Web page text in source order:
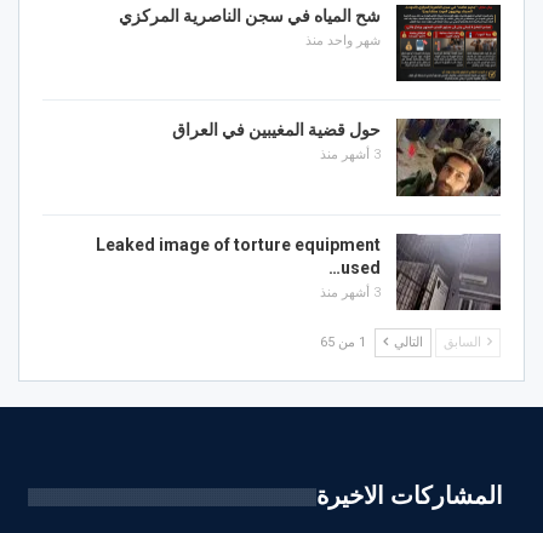
شح المياه في سجن الناصرية المركزي
شهر واحد منذ
حول قضية المغيبين في العراق
3 أشهر منذ
Leaked image of torture equipment
used…
3 أشهر منذ
السابق التالي 1 من 65
المشاركات الاخيرة